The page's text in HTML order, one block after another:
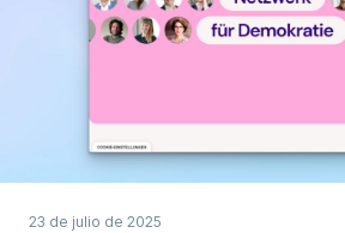
23 de julio de 2025